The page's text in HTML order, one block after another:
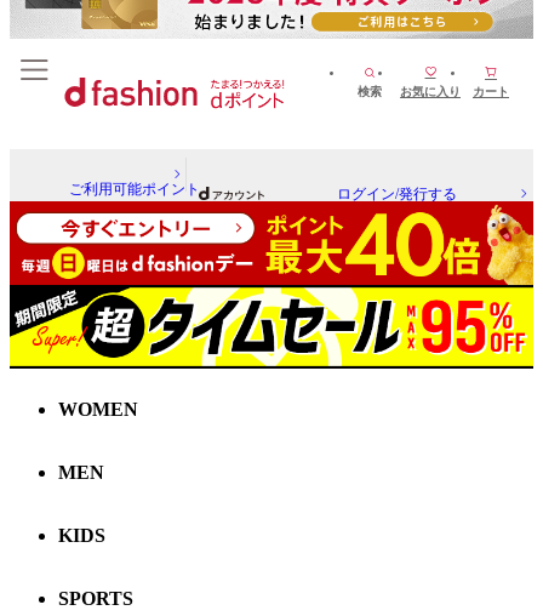
検索 お気に入り カート
ご利用可能ポイント ログイン/発行する
WOMEN
MEN
KIDS
SPORTS